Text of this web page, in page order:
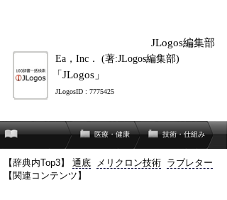
JLogos編集部
Ea，Inc． (著:JLogos編集部)
「JLogos」
JLogosID : 7775425
医療・健康 技術・仕組み
【辞典内Top3】 通底 メリクロン技術 ラブレター
【関連コンテンツ】